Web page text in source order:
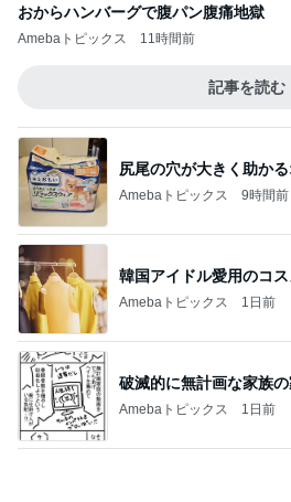
おからハンバーグで腹パン腹痛地獄
Amebaトピックス 11時間前
記事を読む
尻尾の穴が大きく助か
Amebaトピックス 9時間前
韓国アイドル愛用のコ
Amebaトピックス 1日前
破滅的に無計画な家族
Amebaトピックス 1日前